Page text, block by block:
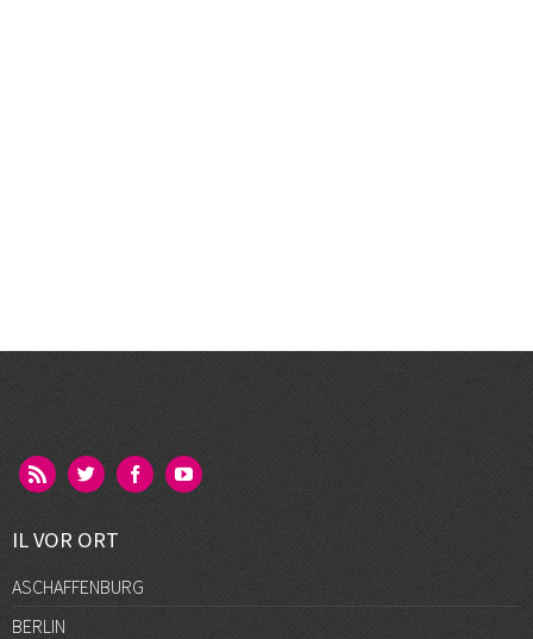
IL VOR ORT
ASCHAFFENBURG
BERLIN